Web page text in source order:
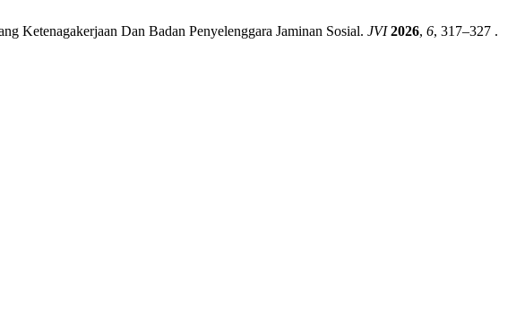
Ketenagakerjaan Dan Badan Penyelenggara Jaminan Sosial. JVI 2026, 6, 317–327 .